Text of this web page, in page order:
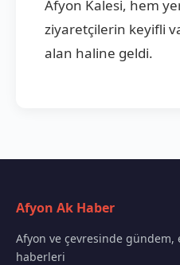
Afyon Kalesi, hem
ziyaretçilerin keyifli
alan haline geldi.
Afyon Ak Haber
Afyon ve çevresinde gündem,
haberleri